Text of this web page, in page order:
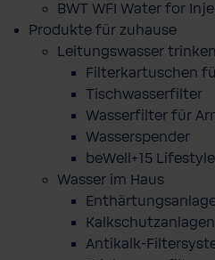
BWT WFI Water for
Produkte für zuhause
Leitungswasser trinken
Filterkartuschen
Tischwasserfilter
Wasserfilter für
Wasserspender
beWell+15
Wasser im Haus
Kalkschutzanlagen
Antikalk-